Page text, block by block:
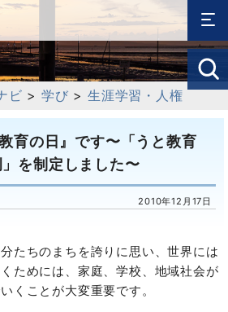
ビ >学び >生涯学習・人権
育の日』です〜「うと教育
を制定しました〜
2010年12月17日
たちのまちを誇りに思い、世界には
ためには、家庭、学校、地域社会が
くことが大変重要です。